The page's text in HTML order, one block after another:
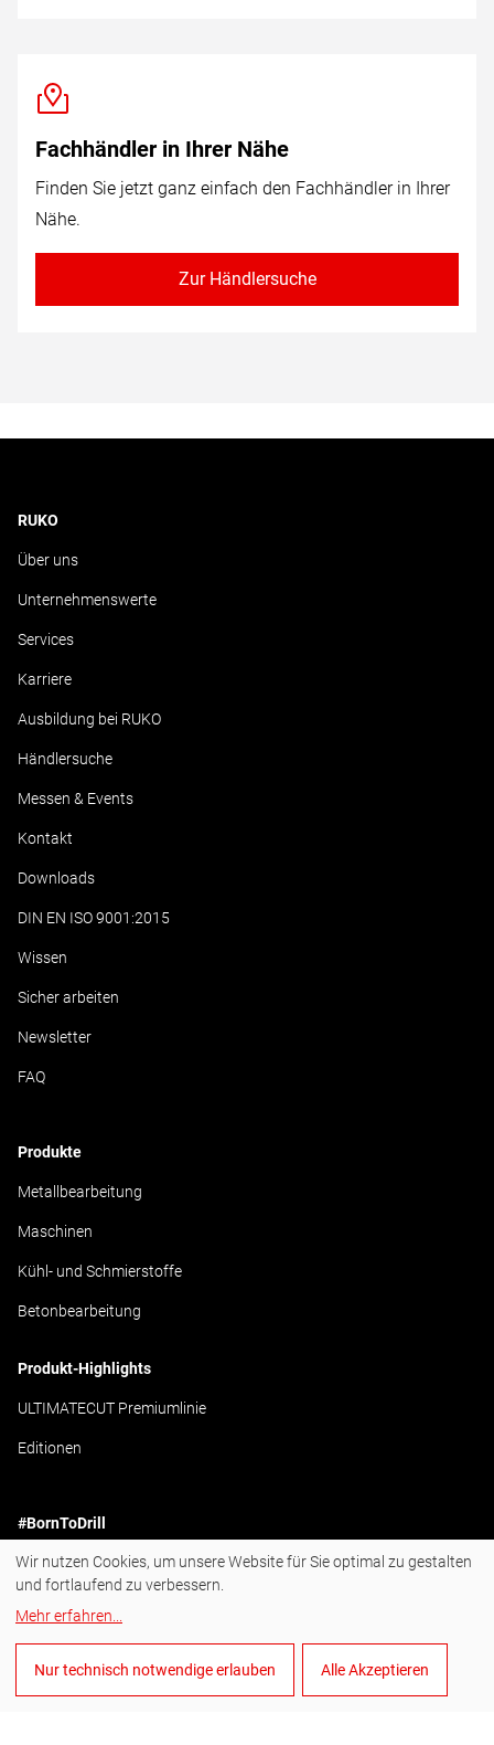
Fachhändler in Ihrer Nähe
Finden Sie jetzt ganz einfach den Fachhändler in Ihrer
Nähe.
Zur Händlersuche
RUKO
Über uns
Unternehmenswerte
Services
Karriere
Ausbildung bei RUKO
Händlersuche
Messen & Events
Kontakt
Downloads
DIN EN ISO 9001:2015
Wissen
Sicher arbeiten
Newsletter
FAQ
Produkte
Metallbearbeitung
Maschinen
Kühl- und Schmierstoffe
Betonbearbeitung
Produkt-Highlights
ULTIMATECUT Premiumlinie
Editionen
#BornToDrill
Instagram
YouTube
Wir nutzen Cookies, um unsere Website für Sie optimal zu gestalten
und fortlaufend zu verbessern.
Mehr erfahren
Nur technisch notwendige erlauben Alle Akzeptieren